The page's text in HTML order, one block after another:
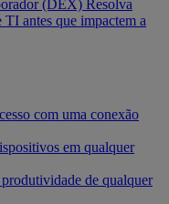
(DEX) Resolva
antes que impactem a
com uma conexão
em qualquer
de qualquer